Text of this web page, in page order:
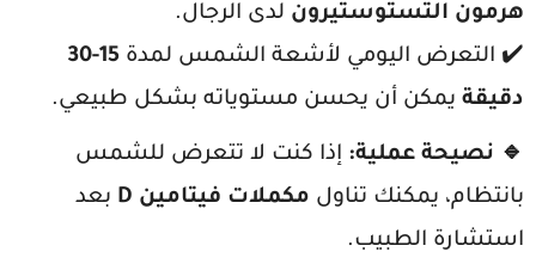
هرمون التستوستيرون لدى الرجال.
✔️ التعرض اليومي لأشعة الشمس لمدة
15-30
دقيقة يمكن أن يحسن مستوياته بشكل طبيعي.
🔹 نصيحة عملية: إذا كنت لا تتعرض للشمس
بانتظام، يمكنك تناول مكملات فيتامين D
بعد
استشارة الطبيب.